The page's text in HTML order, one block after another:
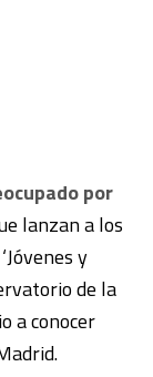
por
lanzan a los
y
de la
a conocer